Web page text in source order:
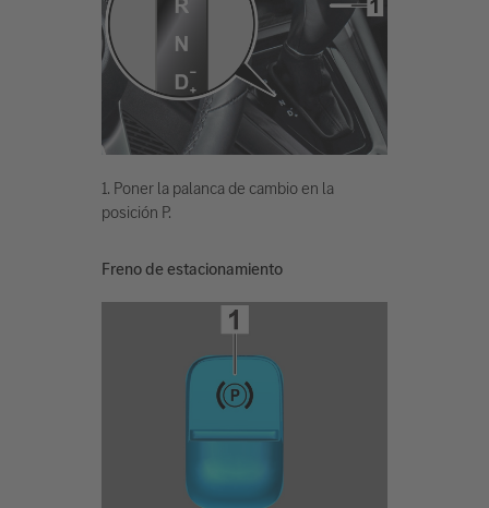
1. Poner la palanca de cambio en la
posición P.
Freno de estacionamiento